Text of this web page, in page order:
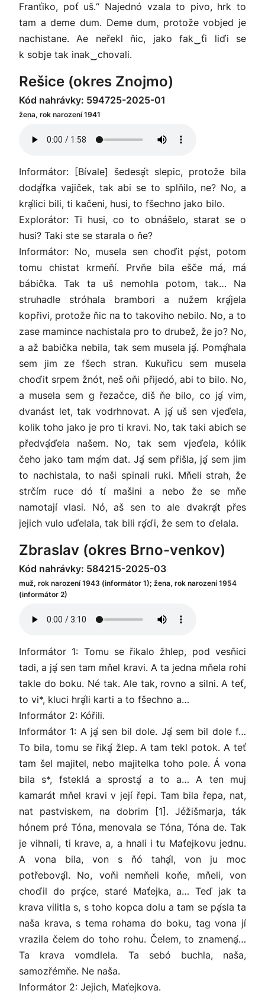
Franťiko, poť uš.“ Najednó vzala to pivo, hrk to
tam a deme dum. Deme dum, protože vobjed je
nachistane. Ae neřekl ňic, jako fak‿ťi liďi se
k sobje tak inak‿chovali.
Rešice (okres Znojmo)
Kód nahrávky: 594725-2025-01
žena, rok narození 1941
Informátor: [Bívale] šedesḁ́t slepic, protože bila
dodḁ́fka vajiček, tak abi se to splňilo, ne? No, a
krḁ́lici bili, ti kačeni, husi, to fšechno jako bilo.
Explorátor: Ti husi, co to obnášelo, starat se o
husi? Taki ste se starala o ňe?
Informátor: No, musela sen choďit pḁ́st, potom
tomu chistat krmeňí. Prvňe bila ešče má, má
bábička. Tak ta uš nemohla potom, tak… Na
struhadle stróhala brambori a nužem krḁ́jela
kopřivi, protože ňic na to takoviho nebilo. No, a to
zase mamince nachistala pro to drubež, že jo? No,
a až babička nebila, tak sem musela jḁ́. Pomḁ́hala
sem jim ze fšech stran. Kukuřicu sem musela
choďit srpem žnót, neš oňi přijedó, abi to bilo. No,
a musela sem g řezačce, diš ňe bilo, co jḁ́ vim,
dvanást let, tak vodrhnovat. A jḁ́ uš sen vjeďela,
kolik toho jako je pro ti kravi. No, tak taki abich se
předvḁ́ďela našem. No, tak sem vjeďela, kólik
čeho jako tam mḁ́m dat. Jḁ́ sem přišla, jḁ́ sem jim
to nachistala, to naši spinali ruki. Mňeli strah, že
strčím ruce dó tí mašini a nebo že se mňe
namotají vlasi. Nó, aš sen to ale dvakrḁ́t přes
jejich vulo uďelala, tak bili rḁ́ďi, že sem to ďelala.
Zbraslav (okres Brno-venkov)
Kód nahrávky: 584215-2025-03
muž, rok narození 1943 (informátor 1); žena, rok narození 1954
(informátor 2)
Informátor 1: Tomu se řikalo žhlep, pod vesňici
tadi, a jḁ́ sen tam mňel kravi. A ta jedna mňela rohi
takle do boku. Né tak. Ale tak, rovno a silni. A teť,
to vi*, kluci hrḁ́li karti a to fšechno a…
Informátor 2: Kóřili.
Informátor 1: A jḁ́ sen bil dole. Jḁ́ sem bil dole f…
To bila, tomu se řikḁ́ žlep. A tam tekl potok. A teť
tam šel majitel, nebo majitelka toho pole. Á vona
bila s*, fsteklá a sprostḁ́ a to a… A ten muj
kamarát mňel kravi v její řepi. Tam bila řepa, nat,
nat pastviskem, na dobrim [1]. Jéžišmarja, ták
hónem pré Tóna, menovala se Tóna, Tóna de. Tak
je vihnali, ti krave, a, a hnali i tu Maťejkovu jednu.
A vona bila, von s ňó tahḁ́l, von ju moc
potřebovḁ́l. No, voňi nemňeli koňe, mňeli, von
choďil do prḁ́ce, staré Maťejka, a… Teď jak ta
krava vilitla s, s toho kopca dolu a tam se pḁ́sla ta
naša krava, s tema rohama do boku, tag vona jí
vrazila čelem do toho rohu. Čelem, to znamenḁ́…
Ta krava vomdlela. Ta sebó buchla, naša,
samozřémňe. Ne naša.
Informátor 2: Jejich, Maťejkova.